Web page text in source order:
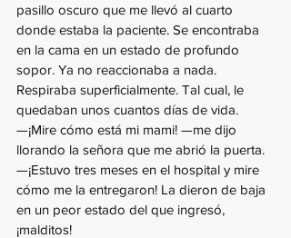
pasillo oscuro que me llevó al cuarto
donde estaba la paciente. Se encontraba
en la cama en un estado de profundo
sopor. Ya no reaccionaba a nada.
Respiraba superficialmente. Tal cual, le
quedaban unos cuantos días de vida.
—¡Mire cómo está mi mami! —me dijo
llorando la señora que me abrió la puerta.
—¡Estuvo tres meses en el hospital y mire
cómo me la entregaron! La dieron de baja
en un peor estado del que ingresó,
¡malditos!